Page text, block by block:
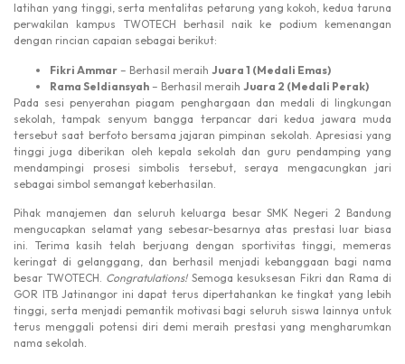
latihan yang tinggi, serta mentalitas petarung yang kokoh, kedua taruna
perwakilan kampus TWOTECH berhasil naik ke podium kemenangan
dengan rincian capaian sebagai berikut:
Fikri Ammar – Berhasil meraih Juara 1 (Medali Emas)
Rama Seldiansyah – Berhasil meraih Juara 2 (Medali Perak)
Pada sesi penyerahan piagam penghargaan dan medali di lingkungan
sekolah, tampak senyum bangga terpancar dari kedua jawara muda
tersebut saat berfoto bersama jajaran pimpinan sekolah. Apresiasi yang
tinggi juga diberikan oleh kepala sekolah dan guru pendamping yang
mendampingi prosesi simbolis tersebut, seraya mengacungkan jari
sebagai simbol semangat keberhasilan.
Pihak manajemen dan seluruh keluarga besar SMK Negeri 2 Bandung
mengucapkan selamat yang sebesar-besarnya atas prestasi luar biasa
ini. Terima kasih telah berjuang dengan sportivitas tinggi, memeras
keringat di gelanggang, dan berhasil menjadi kebanggaan bagi nama
besar TWOTECH. Congratulations!Semoga kesuksesan Fikri dan Rama di
GOR ITB Jatinangor ini dapat terus dipertahankan ke tingkat yang lebih
tinggi, serta menjadi pemantik motivasi bagi seluruh siswa lainnya untuk
terus menggali potensi diri demi meraih prestasi yang mengharumkan
nama sekolah.